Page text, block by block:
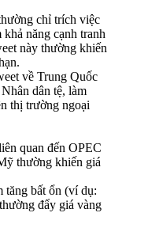
chỉ trích việc
năng cạnh tranh
này thường khiến
về Trung Quốc
dân tệ, làm
thị trường ngoại
quan đến OPEC
thường khiến giá
tăng bất ổn (ví dụ:
đẩy giá vàng